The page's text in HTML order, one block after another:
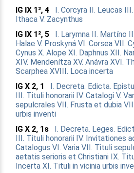
IG IX 1², 4
I. Corcyra II. Leucas
Ithaca V. Zacynthus
IG IX 1², 5
I. Larymna II. Martíno
Halae V. Proskyná VI. Corsea VII.
Cynus X. Alope XI. Daphnus XII.
XIV. Mendenítza XV. Anávra XVI.
Scarphea XVIII. Loca incerta
IG X 2, 1
I. Decreta. Edicta.
III. Tituli honorarii IV. Catalogi V.
sepulcrales VII. Frusta et dubia
urbis inventi
IG X 2, 1s
I. Decreta. Leges.
III. Tituli honorarii IV. Invitationes
Catalogus VI. Varia VII. Tituli
aetatis serioris et Christiani IX.
Incerta XI. Tituli in vicinia urbis